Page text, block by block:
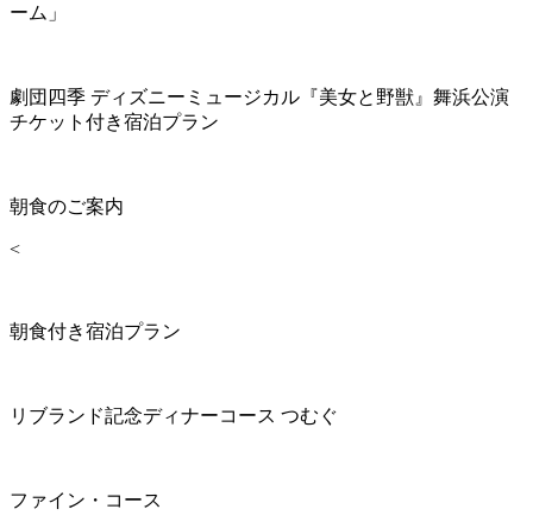
ーム」
劇団四季 ディズニーミュージカル『美女と野獣』舞浜公演
チケット付き宿泊プラン
朝食のご案内
<
朝食付き宿泊プラン
リブランド記念ディナーコース つむぐ
ファイン・コース